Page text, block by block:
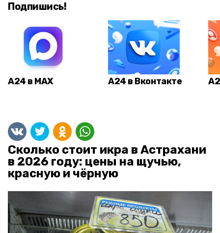
Подпишись!
А24 в MAX А24 в Вконтакте
Сколько стоит икра в Астрахани
в 2026 году: цены на щучью,
красную и чёрную